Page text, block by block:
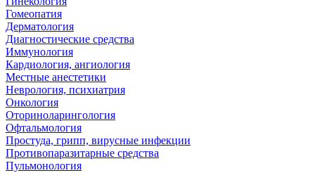
Гомеопатия
Дерматология
Диагностические средства
Иммунология
Кардиология, ангиология
Местные анестетики
Неврология, психиатрия
Онкология
Оториноларингология
Офтальмология
Простуда, грипп, вирусные инфекции
Противопаразитарные средства
Пульмонология